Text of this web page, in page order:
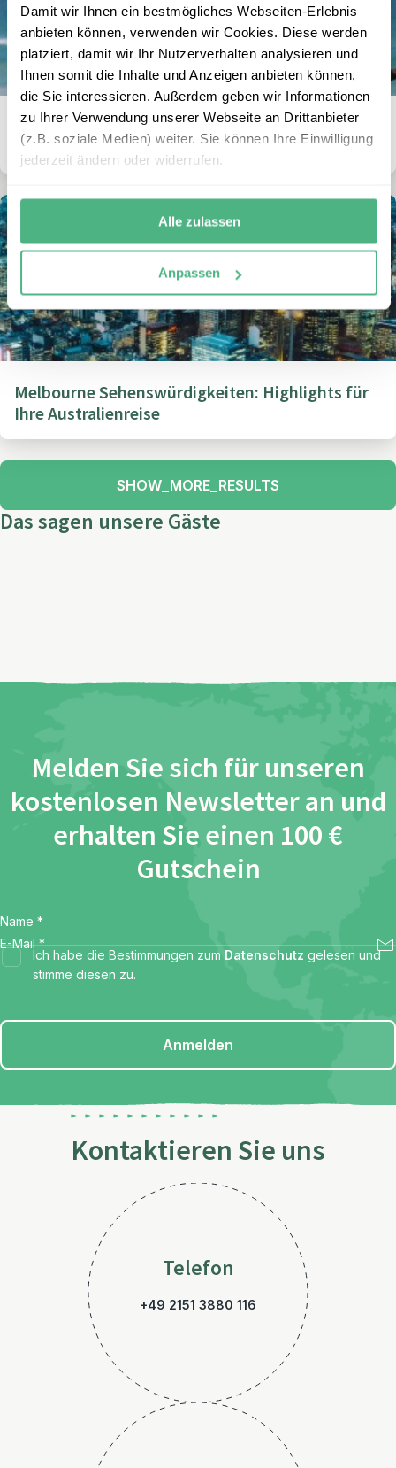
Damit wir Ihnen ein bestmögliches Webseiten-Erlebnis
anbieten können, verwenden wir Cookies. Diese werden
platziert, damit wir Ihr Nutzerverhalten analysieren und
Ihnen somit die Inhalte und Anzeigen anbieten können,
die Sie interessieren. Außerdem geben wir Informationen
zu Ihrer Verwendung unserer Webseite an Drittanbieter
(z.B. soziale Medien) weiter. Sie können Ihre Einwilligung
jederzeit ändern oder widerrufen.
Alle zulassen
Anpassen
Wie viele Tage sollte man für eine Rundreise in
Australien einplanen?
Melbourne Sehenswürdigkeiten: Highlights für
Ihre Australienreise
SHOW_MORE_RESULTS
Das sagen unsere Gäste
Melden Sie sich für unseren
kostenlosen Newsletter an und
erhalten Sie einen 100 €
Gutschein
Name *
E-Mail *
Ich habe die Bestimmungen zum Datenschutz gelesen und
stimme diesen zu.
Anmelden
Kontaktieren Sie uns
Telefon
+49 2151 3880 116